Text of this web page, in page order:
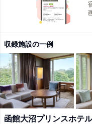
収録施設の一例
函館大沼プリンスホテル